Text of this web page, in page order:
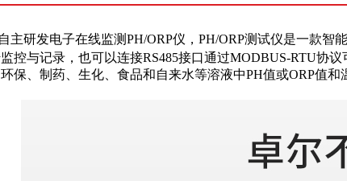
主研发电子在线监测PH/ORP仪，PH/ORP测试仪是一款
控与记录，也可以连接RS485接口通过MODBUS-RTU协
保、制药、生化、食品和自来水等溶液中PH值或ORP值和